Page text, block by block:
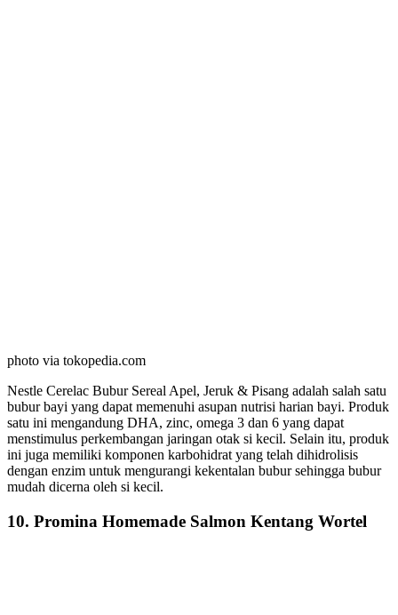
photo via tokopedia.com
Nestle Cerelac Bubur Sereal Apel, Jeruk & Pisang adalah salah satu
bubur bayi yang dapat memenuhi asupan nutrisi harian bayi. Produk
satu ini mengandung DHA, zinc, omega 3 dan 6 yang dapat
menstimulus perkembangan jaringan otak si kecil. Selain itu, produk
ini juga memiliki komponen karbohidrat yang telah dihidrolisis
dengan enzim untuk mengurangi kekentalan bubur sehingga bubur
mudah dicerna oleh si kecil.
10. Promina Homemade Salmon Kentang Wortel